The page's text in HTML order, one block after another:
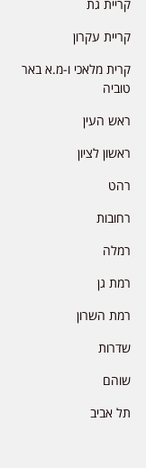
קריית גת
קריית עקרון
קרית מלאכי ו-מ.א באר
טוביה
ראש העין
ראשון לציון
רהט
רחובות
רמלה
רמת גן
רמת השרון
שדרות
שוהם
תל אביב